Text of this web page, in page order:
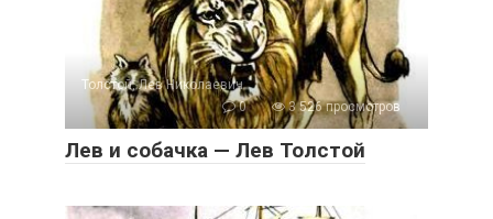
Толстой, Лев Николаевич
0
3 526 просмотров
Лев и собачка — Лев Толстой